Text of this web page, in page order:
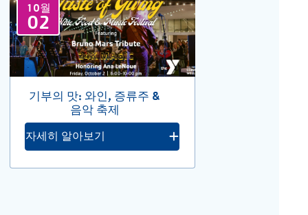
10월
02
기부의 맛: 와인, 증류주 &
음악 축제
자세히 알아보기